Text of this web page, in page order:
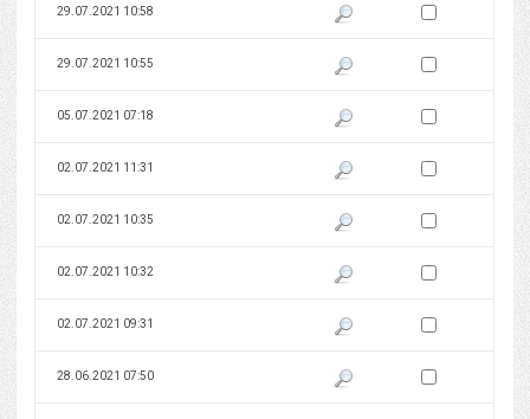
29.07.2021 10:58 Pokaż podgląd wersji z dnia
Zaznacz wersję do
29.07.2021 10:55 Pokaż podgląd wersji z dnia
Zaznacz wersję do
05.07.2021 07:18 Pokaż podgląd wersji z dnia
Zaznacz wersję do
02.07.2021 11:31 Pokaż podgląd wersji z dnia
Zaznacz wersję do
02.07.2021 10:35 Pokaż podgląd wersji z dnia
Zaznacz wersję do
02.07.2021 10:32 Pokaż podgląd wersji z dnia
Zaznacz wersję do
02.07.2021 09:31 Pokaż podgląd wersji z dnia
Zaznacz wersję do
28.06.2021 07:50 Pokaż podgląd wersji z dnia
Zaznacz wersję do